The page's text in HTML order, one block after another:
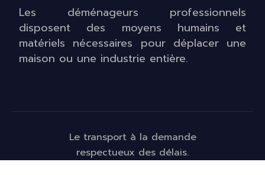
Les déménageurs professionnels
disposent des moyens humains et
matériels nécessaires pour déplacer une
maison ou une industrie entière.
Le transport à la demande
respectueux des délais.